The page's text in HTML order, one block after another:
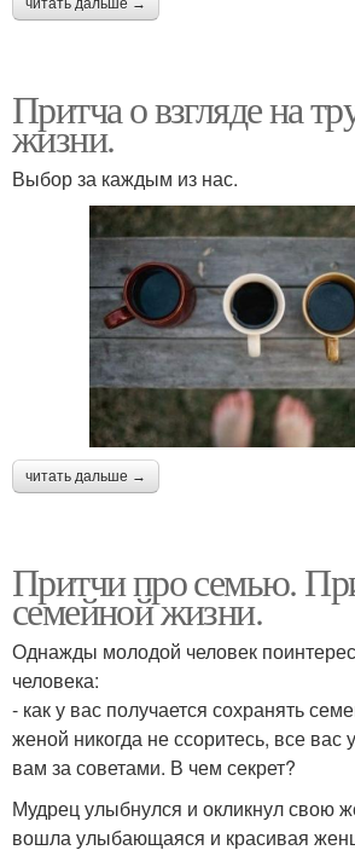
Притча о взгляде на
жизни.
Выбор за каждым из нас.
читать дальше →
Притчи про семью.
семейной жизни.
Однажды молодой человек
человека:
- как у вас получается сохранять
женой никогда не ссоритесь, все вас
вам за советами. В чем секрет?
Мудрец улыбнулся и окликнул свою
вошла улыбающаяся и красивая